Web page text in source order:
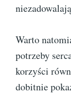
Warto
potrzeby
korzyści
dobitnie